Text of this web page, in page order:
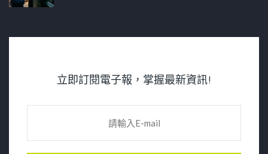
立即訂閱電子報，掌握最新資訊!